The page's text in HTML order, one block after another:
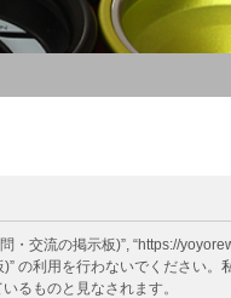
・交流の掲示板)”, “https://
の利用を行わないでください
るものと見なされます。